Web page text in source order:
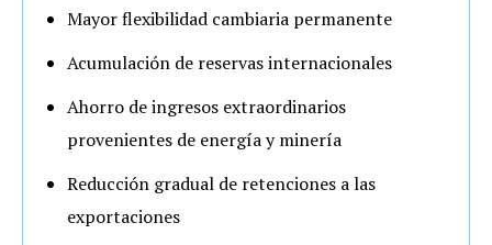
Mayor flexibilidad cambiaria permanente
Acumulación de reservas internacionales
Ahorro de ingresos extraordinarios
provenientes de energía y minería
Reducción gradual de retenciones a las
exportaciones